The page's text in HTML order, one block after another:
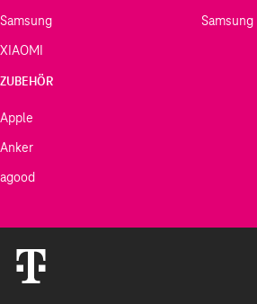
Samsung
XIAOMI
Samsung
ZUBEHÖR
Apple
Anker
agood